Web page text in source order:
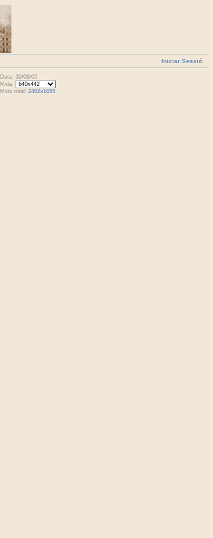
Iniciar Sessió
Data: 30/08/05
Mida:
Mida total: 2402x1659